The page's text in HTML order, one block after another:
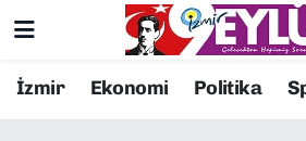
İzmir Ekonomi Politika
Resmi İlanlar
Konak Nöbetçi Eczaneler